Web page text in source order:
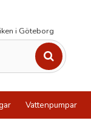
i Göteborg
Vattenpumpar